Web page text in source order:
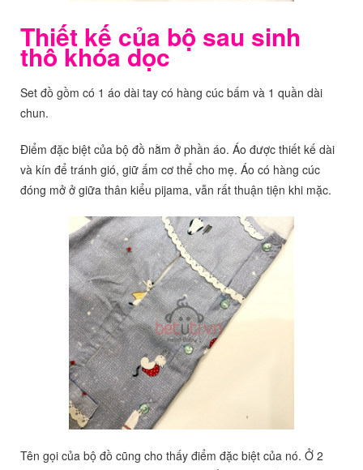
Thiết kế của bộ sau sinh
thô khóa dọc
Set đồ gồm có 1 áo dài tay có hàng cúc bấm và 1 quần dài
chun.
Điểm đặc biệt của bộ đồ nằm ở phần áo. Áo được thiết kế dài
và kín để tránh gió, giữ ấm cơ thể cho mẹ. Áo có hàng cúc
đóng mở ở giữa thân kiểu pijama, vẫn rất thuận tiện khi mặc.
Tên gọi của bộ đồ cũng cho thấy điểm đặc biệt của nó. Ở 2